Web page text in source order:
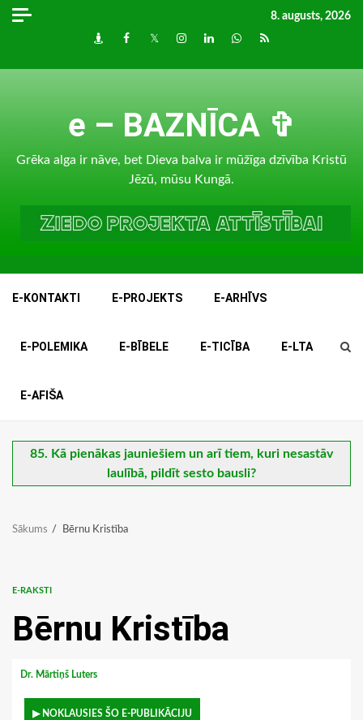
Skip
8. augusts, 2026
DraugiemFacebook
TwitterInstagram
LinkedInwhatsapp
RSS
e – BAZNĪCA ✞
Grēka alga ir nāve, bet Dieva balva ir mūžīga dzīvība Kristū
Jēzū, mūsu Kungā.
E-KONTAKTI E-PROJEKTS E-ARHĪVS
E-POLEMIKA E-BĪBELE E-TICĪBA E-LTA
E-AFIŠA
85. Kā pienākas jauniešiem un arī tiem, kuri nesastāv
laulībā, pildīt sesto bausli?
Sākums Bērnu Kristība
E-RAKSTI
Bērnu Kristība
Dr. Mārtiņš Luters
▶ NOKLAUSIES ŠO E-PUBLIKĀCIJU